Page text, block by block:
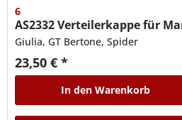
6
AS2332Verteilerkappe für
Giulia, GT Bertone, Spider
23,50 € *
In den Warenkorb